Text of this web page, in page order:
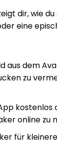
dir, wie
eine
aus dem
zu
online zu
für